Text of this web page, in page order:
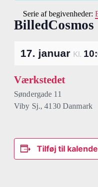
Serie af begivenheder:
BilledCosmos
17. januar Kl.
Værkstedet
Søndergade 11
Viby Sj., 4130 Danmark
Tilføj til